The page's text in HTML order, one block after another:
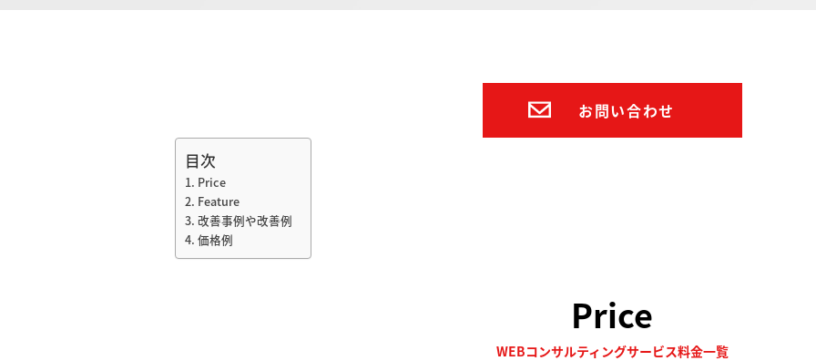
お問い合わせ
目次
Price
Feature
改善事例や改善例
価格例
Price
WEBコンサルティングサービス料金一覧